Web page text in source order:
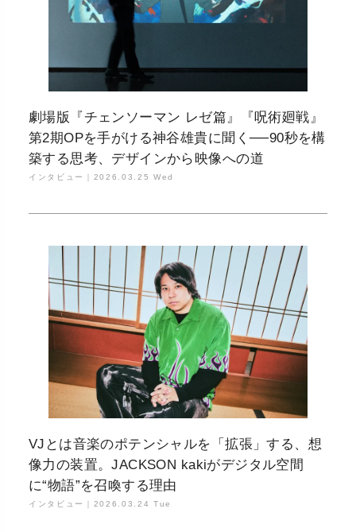
劇場版『チェンソーマン レゼ篇』『呪術廻戦』
第2期OPを手がける神谷雄貴に聞く──90秒を構
築する思考、デザインから映像への道
インタビュー｜ 2026.03.25 Wed
VJとは音楽のポテンシャルを「拡張」する、想
像力の装置。JACKSON kakiがデジタル空間
に“物語”を召喚する理由
インタビュー｜ 2026.03.24 Tue